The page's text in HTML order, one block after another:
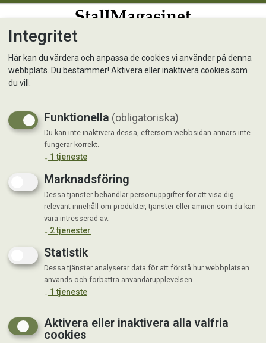
Alac Helstryp Läderrundsytt
Brun 50 cm
Integritet
Här kan du värdera och anpassa de cookies vi använder på denna
webbplats. Du bestämmer! Aktivera eller inaktivera cookies som
du vill.
Funktionella (obligatoriska)
Du kan inte inaktivera dessa, eftersom webbsidan annars inte
fungerar korrekt.
↓ 1 tjeneste
Marknadsföring
Dessa tjänster behandlar personuppgifter för att visa dig
relevant innehåll om produkter, tjänster eller ämnen som du kan
vara intresserad av.
↓ 2tjenester
Statistik
Dessa tjänster analyserar data för att förstå hur webbplatsen
används och förbättra användarupplevelsen.
↓ 1 tjeneste
Aktivera eller inaktivera alla valfria
cookies